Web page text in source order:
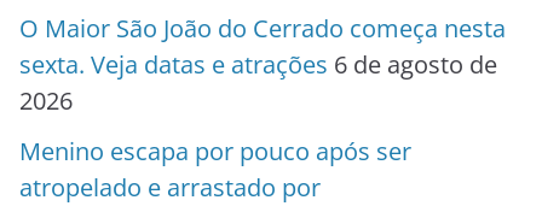
O Maior São João do Cerrado começa nesta
sexta. Veja datas e atrações 6 de agosto de
2026
Menino escapa por pouco após ser
atropelado e arrastado por